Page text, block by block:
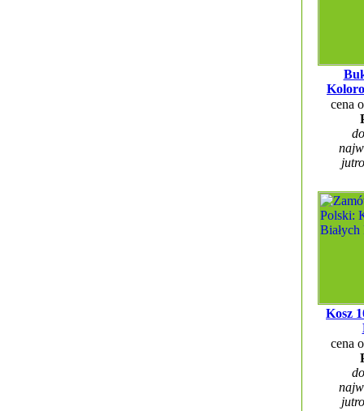
cena
Kosz
cena